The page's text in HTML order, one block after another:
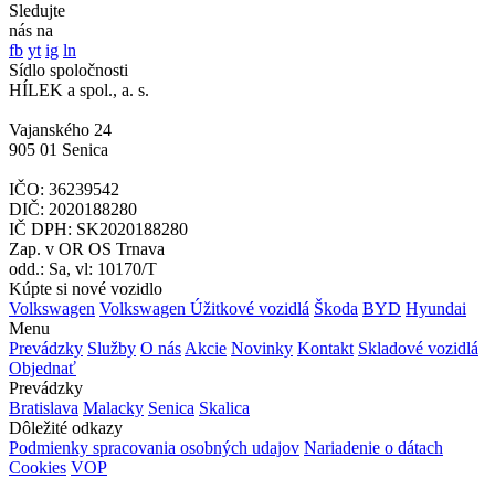
Sledujte
nás na
fb yt ig ln
Sídlo spoločnosti
HÍLEK a spol., a. s.
Vajanského 24
905 01 Senica
IČO: 36239542
DIČ: 2020188280
IČ DPH: SK2020188280
Zap. v OR OS Trnava
odd.: Sa, vl: 10170/T
Kúpte si nové vozidlo
Volkswagen Volkswagen Úžitkové vozidlá Škoda BYD Hyundai
Menu
Prevádzky Služby O nás Akcie Novinky Kontakt Skladové vozidlá
Objednať
Prevádzky
Bratislava Malacky Senica Skalica
Dôležité odkazy
Podmienky spracovania osobných udajov Nariadenie o dátach
Cookies VOP